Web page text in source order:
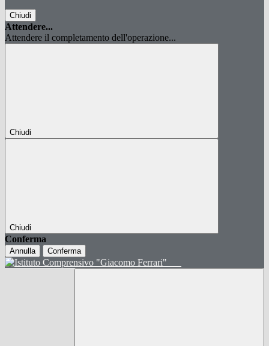
Chiudi
Attendere...
Attendere il completamento dell'operazione...
Chiudi
Chiudi
Conferma
Annulla Conferma